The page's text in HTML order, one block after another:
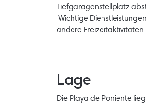
Tiefgaragenstellplatz
Wichtige
andere
Lage
Die Playa de Poniente